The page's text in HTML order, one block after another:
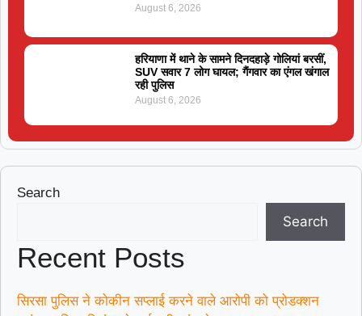
August 6, 2026
हरियाणा में थाने के सामने दिनदहाड़े गोलियां बरसीं,
SUV सवार 7 लोग घायल; गैंगवार का एंगल खंगाल
रही पुलिस
August 6, 2026
Search
Search
Recent Posts
सिरसा पुलिस ने कोकीन सप्लाई करने वाले आरोपी को प्रोडक्शन